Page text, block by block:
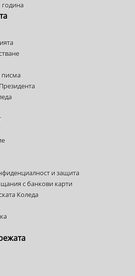
година
писма
и защита
с банкови карти
Коледа